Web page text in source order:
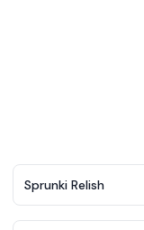
Sprunki Relish